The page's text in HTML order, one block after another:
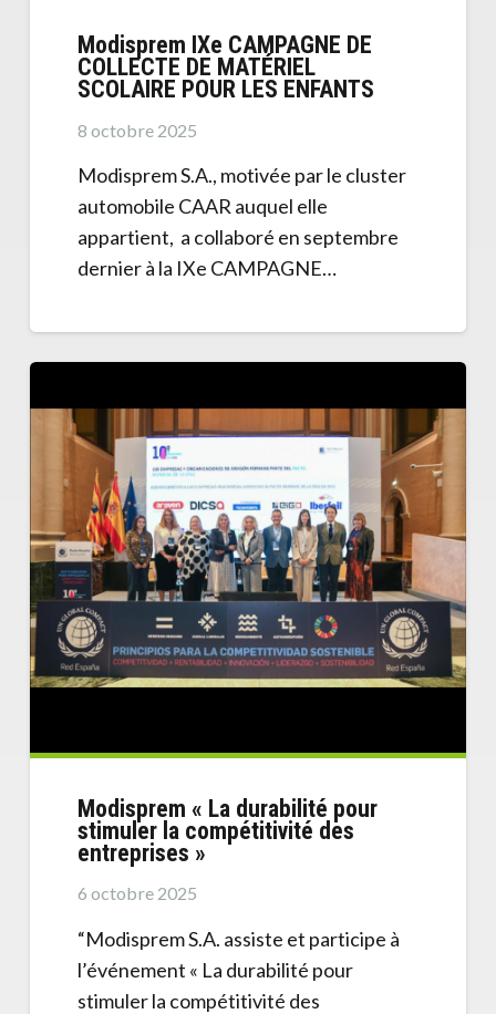
Modisprem IXe CAMPAGNE DE
COLLECTE DE MATÉRIEL
SCOLAIRE POUR LES ENFANTS
8 octobre 2025
Modisprem S.A., motivée par le cluster
automobile CAAR auquel elle
appartient, a collaboré en septembre
dernier à la IXe CAMPAGNE…
Modisprem « La durabilité pour
stimuler la compétitivité des
entreprises »
6 octobre 2025
“Modisprem S.A. assiste et participe à
l’événement « La durabilité pour
stimuler la compétitivité des